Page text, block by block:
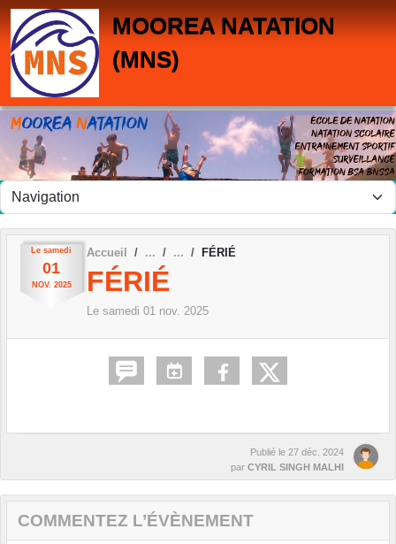
MOOREA NATATION
(MNS)
Le samedi
01
NOV. 2025
Accueil FÉRIÉ
FÉRIÉ
Le samedi 01 nov. 2025
Publié le 27 déc. 2024
par CYRIL SINGH MALHI
COMMENTEZ L’ÉVÈNEMENT
Panneau de gestion des cookies